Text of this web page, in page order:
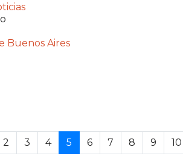
Buenos Aires
2 3 4 5 6 7 8 9 10